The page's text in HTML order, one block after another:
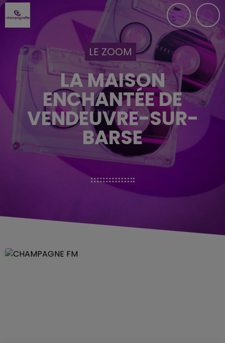
LE ZOOM
LA MAISON
ENCHANTÉE DE
VENDEUVRE-SUR-
BARSE